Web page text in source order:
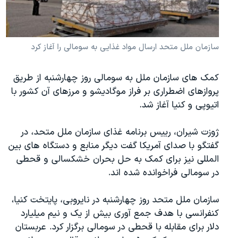
فرهنگ و زندگی
حقوق شهروندی
اقتصادی
اسرائیل در جنگ
گالری عکس
مستندها
انتخابات ریاست جمهوری آمریکا ۲۰۲۴
حمله جمهوری اسلامی به اسرائیل
ورزش زنان در ایران
اعتراضات زن، زندگی، آزادی
تریبونال مردمی آبان ۹۸
دادگاه حمید نوری
چهل سال گروگان‌گیری
اعتراضات مردمی آبان ۹۸
اسرائیل در جنگ
دنبال کنید
زبانهای مختلف
سازمان ملل متحد ارسال مواد غذايی به سومالی را آغاز کرد
کمک های سازمان ملل به سومالی روز چهارشنبه از طريق
پروازهای اضطراری بر فراز موگاديشو و مرزهای آن کشور با
اتيوپی و کنيا آغاز شد.
ژوزت شيران، رييس برنامه غذای سازمان ملل متحد، در
گفتگو با صدای آمريکا گفت ديگر منابع و دستگاه های بين
المللی نيز برای کمک به حل بحران خشکسالی و قحطی
در سومالی فراخوانده شده اند.
سازمان ملل متحد روز چهارشنبه در نايروبی، پايتخت کنيا،
کنفرانسی با هدف جمع آوری بيش از يک و نيم ميليارد
دلار برای مقابله با قحطی در سومالی برگزار کرد. عربستان